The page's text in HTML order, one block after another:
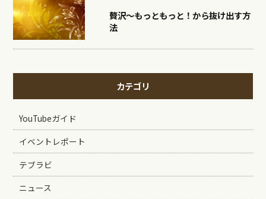
贅沢〜もっともっと！から抜け出す方
法
カテゴリ
YouTubeガイド
イベントレポート
テブラビ
ニュース